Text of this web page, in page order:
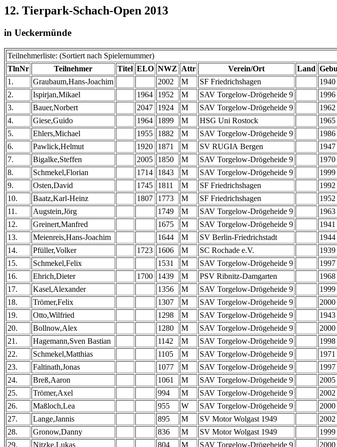
12. Tierpark-Schach-Open 2013
in Ueckermünde
Teilnehmerliste: (Sortiert nach Spielernummer)
TlnNr
Teilnehmer Titel ELO NWZ Attr Verein/Ort Land
1.
Graubaum,Hans-Joachim 2002 M SF Friedrichshagen
1940
2.
Ispirjan,Mikael 1964 1952 M SAV Torgelow-Drögeheide 9
1996
3.
Bauer,Norbert 2047 1924 M SAV Torgelow-Drögeheide 9
1962
4.
Giese,Guido 1964 1899 M HSG Uni Rostock
1965
5.
Ehlers,Michael 1955 1882 M SAV Torgelow-Drögeheide 9
1986
6.
Pawlick,Helmut 1920 1871 M SV RUGIA Bergen
1947
7.
Bigalke,Steffen 2005 1850 M SAV Torgelow-Drögeheide 9
1970
8.
Schmekel,Florian 1714 1843 M SAV Torgelow-Drögeheide 9
1999
9.
Osten,David 1745 1811 M SF Friedrichshagen
1992
10.
Baatz,Karl-Heinz 1807 1773 M SF Friedrichshagen
1952
11.
Augstein,Jörg 1749 M SAV Torgelow-Drögeheide 9
1963
12.
Greinert,Manfred 1675 M SAV Torgelow-Drögeheide 9
1941
13.
Meienreis,Hans-Joachim 1644 M SV Berlin-Friedrichstadt
1944
14.
Pfüller,Volker 1723 1606 M SC Rochade e.V.
1939
15.
Schmekel,Felix 1531 M SAV Torgelow-Drögeheide 9
1997
16.
Ehrich,Dieter 1700 1439 M PSV Ribnitz-Damgarten
1968
17.
Kasel,Alexander 1356 M SAV Torgelow-Drögeheide 9
1999
18.
Trömer,Felix 1307 M SAV Torgelow-Drögeheide 9
2000
19.
Otto,Wilfried 1298 M SAV Torgelow-Drögeheide 9
1943
20.
Bollnow,Alex 1280 M SAV Torgelow-Drögeheide 9
2000
21.
Hagemann,Sven Bastian 1142 M SAV Torgelow-Drögeheide 9
1998
22.
Schmekel,Matthias 1105 M SAV Torgelow-Drögeheide 9
1971
23.
Faltinath,Jonas 1077 M SAV Torgelow-Drögeheide 9
1997
24.
Breß,Aaron 1061 M SAV Torgelow-Drögeheide 9
2005
25.
Trömer,Axel 994 M SAV Torgelow-Drögeheide 9
2002
26.
Maßloch,Lea 955 W SAV Torgelow-Drögeheide 9
2000
27.
Lange,Jannis 895 M SV Motor Wolgast 1949
2002
28.
Gronow,Danny 836 M SV Motor Wolgast 1949
1999
29.
Nitzke,Lukas 804 M SAV Torgelow-Drögeheide 9 2000